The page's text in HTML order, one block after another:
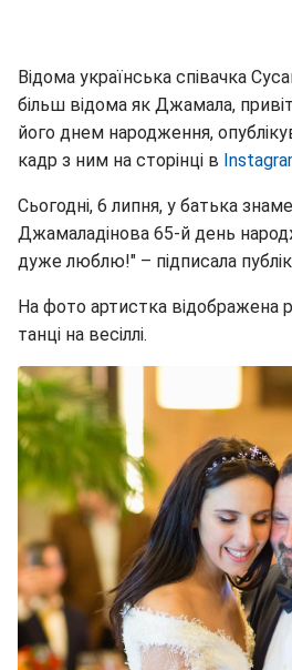
Відома українська співачка
більш відома як Джамала,
його днем народження,
кадр з ним на сторінці в
Сьогодні, 6 липня, у батька
Джамаладінова 65-й день
дуже люблю!" – підписала
На фото артистка відображена
танці на весіллі.